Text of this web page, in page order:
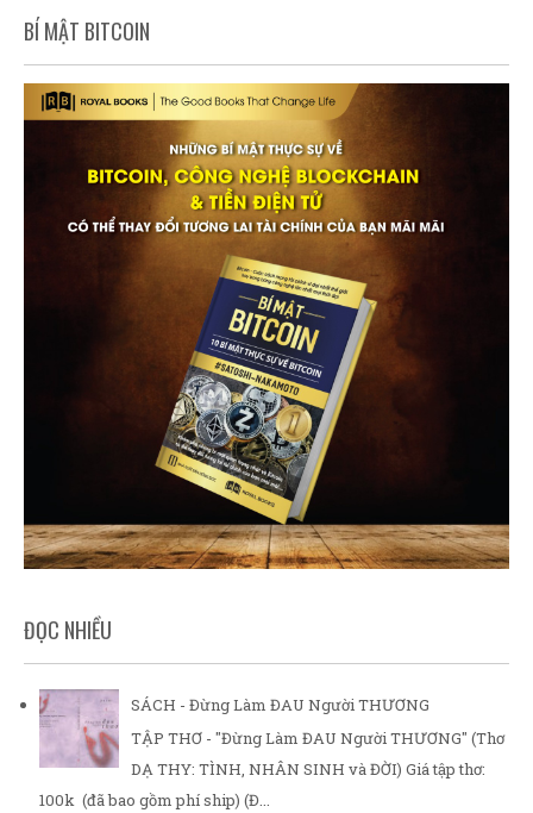
BÍ MẬT BITCOIN
ĐỌC NHIỀU
SÁCH - Đừng Làm ĐAU Người THƯƠNG
TẬP THƠ - "Đừng Làm ĐAU Người THƯƠNG" (Thơ
DẠ THY: TÌNH, NHÂN SINH và ĐỜI) Giá tập thơ:
100k (đã bao gồm phí ship) (Đ...